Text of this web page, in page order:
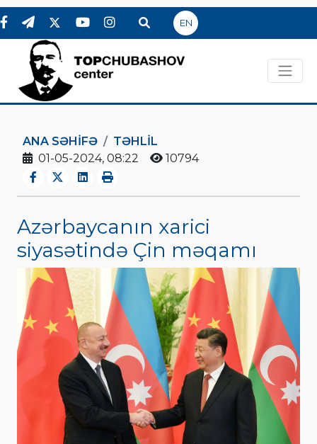
EN
ANA SƏHIFƏ
TƏHLİL
01-05-2024, 08:22
10794
Azərbaycanın xarici
siyasətində Çin məqamı